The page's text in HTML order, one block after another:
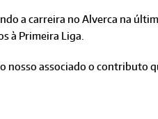
a carreira no Alverca na
à Primeira Liga.
nosso associado o